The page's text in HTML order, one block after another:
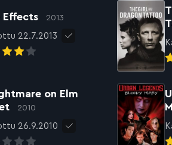
Effects 2013
22.7.2013
on Elm
2010
26.9.2010